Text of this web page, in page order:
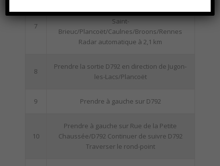
7
À gauche, rejoindre N176 en direction de
Saint-
Brieuc/Plancoët/Caulnes/Broons/Rennes
Radar automatique à 2,1 km
8
Prendre la sortie D792 en direction de Jugon-
les-Lacs/Plancoët
9 Prendre à gauche sur D792
10
Prendre à gauche sur Rue de la Petite
Chaussée/D792 Continuer de suivre D792
Traverser le rond-point